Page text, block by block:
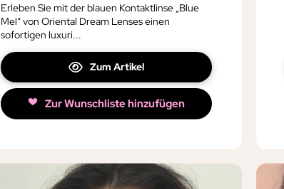
Erleben Sie mit der blauen Kontaktlinse „Blue
Mel“ von Oriental Dream Lenses einen
sofortigen luxuri...
Zum Artikel
Zur Wunschliste hinzufügen